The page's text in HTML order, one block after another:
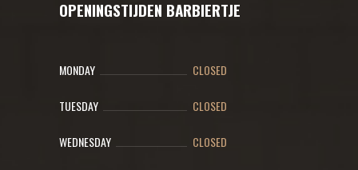
OPENINGSTIJDEN BARBIERTJE
MONDAY CLOSED
TUESDAY CLOSED
WEDNESDAY CLOSED